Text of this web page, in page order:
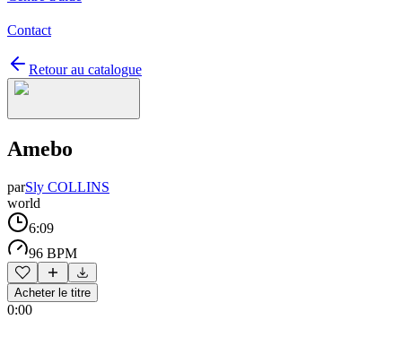
Contact
Retour au catalogue
Amebo
parSly COLLINS
world
6:09
96 BPM
Acheter le titre
0:00